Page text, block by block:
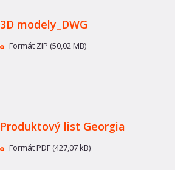
3D modely_DWG
Formát ZIP (50,02 MB)
Produktový list Georgia
Formát PDF (427,07 kB)